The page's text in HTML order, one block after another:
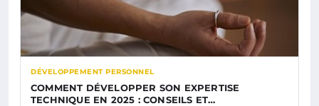
DÉVELOPPEMENT PERSONNEL
COMMENT DÉVELOPPER SON EXPERTISE
TECHNIQUE EN 2025 : CONSEILS ET…